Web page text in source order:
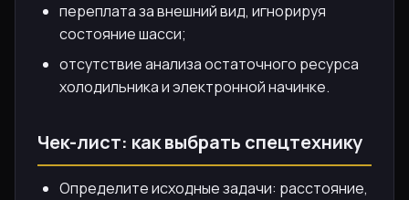
переплата за внешний вид, игнорируя
состояние шасси;
отсутствие анализа остаточного ресурса
холодильника и электронной начинке.
Чек-лист: как выбрать спецтехнику
Определите исходные задачи: расстояние,